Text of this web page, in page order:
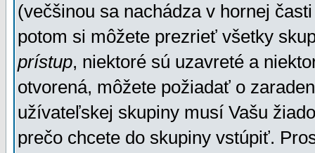
(večšinou sa nachádza v hornej
potom si môžete prezrieť všetky
prístup, niektoré sú uzavreté a
otvorená, môžete požiadať o
užívateľskej skupiny musí Vašu
prečo chcete do skupiny vstúpiť.